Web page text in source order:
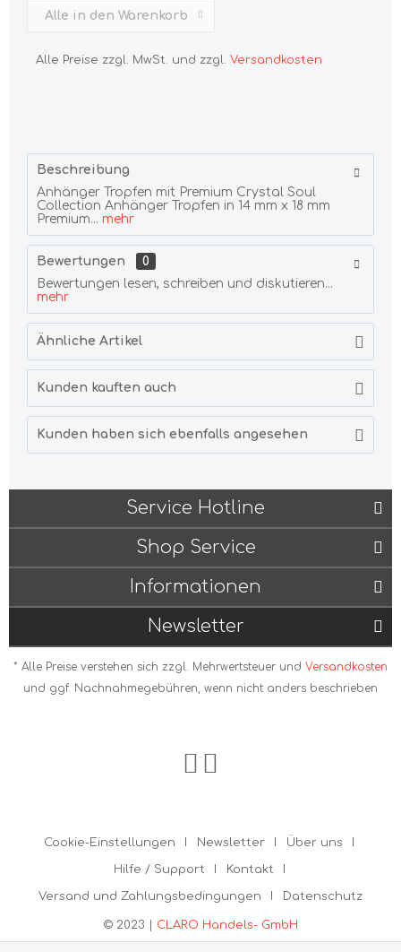
Alle Preise zzgl. MwSt. und zzgl. Versandkosten
Alle in den Warenkorb
Beschreibung
Anhänger Tropfen mit Premium Crystal Soul
Collection Anhänger Tropfen in 14 mm x 18 mm
Premium... mehr
Bewertungen
0
Bewertungen lesen, schreiben und diskutieren...
mehr
Ähnliche Artikel
Kunden kauften auch
Kunden haben sich ebenfalls angesehen
Service Hotline
Shop Service
Informationen
Newsletter
* Alle Preise verstehen sich zzgl. Mehrwertsteuer und Versandkosten
und ggf. Nachnahmegebühren, wenn nicht anders beschrieben
Cookie-Einstellungen Newsletter Über uns
Hilfe / Support Kontakt
Versand und Zahlungsbedingungen Datenschutz
© 2023 | CLARO Handels- GmbH